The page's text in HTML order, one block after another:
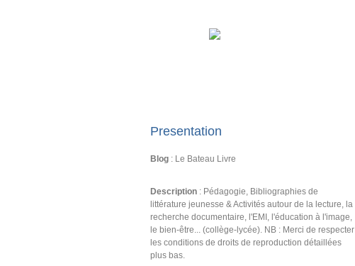
Presentation
Blog : Le Bateau Livre
Description : Pédagogie, Bibliographies de
littérature jeunesse & Activités autour de la lecture, la
recherche documentaire, l'EMI, l'éducation à l'image,
le bien-être... (collège-lycée). NB : Merci de respecter
les conditions de droits de reproduction détaillées
plus bas.